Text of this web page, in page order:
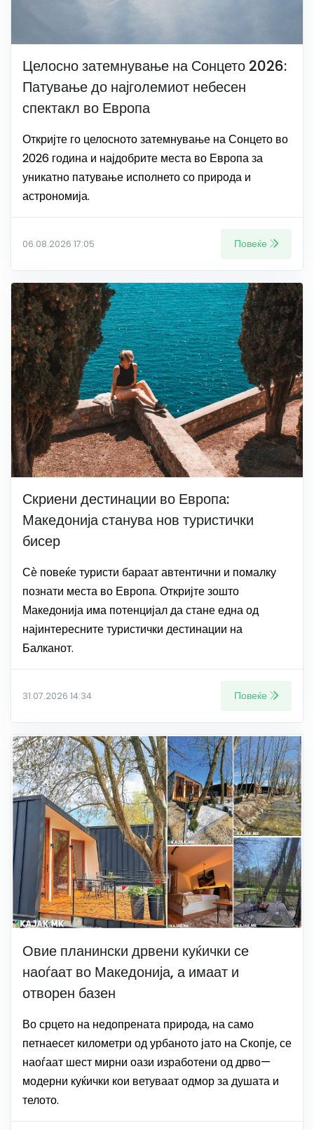
Целосно затемнување на Сонцето 2026:
Патување до најголемиот небесен
спектакл во Европа
Откријте го целосното затемнување на Сонцето во
2026 година и најдобрите места во Европа за
уникатно патување исполнето со природа и
астрономија.
06.08.2026 17:05 Повеќе
Скриени дестинации во Европа:
Македонија станува нов туристички
бисер
Сѐ повеќе туристи бараат автентични и помалку
познати места во Европа. Откријте зошто
Македонија има потенцијал да стане една од
најинтересните туристички дестинации на
Балканот.
31.07.2026 14:34 Повеќе
Овие планински дрвени куќички се
наоѓаат во Македонија, а имаат и
отворен базен
Во срцето на недопрената природа, на само
петнаесет километри од урбаното јато на Скопје, се
наоѓаат шест мирни оази изработени од дрво—
модерни куќички кои ветуваат одмор за душата и
телото.